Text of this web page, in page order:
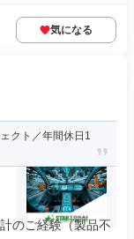
気になる
クト／年間休日1
のご経験（製品不